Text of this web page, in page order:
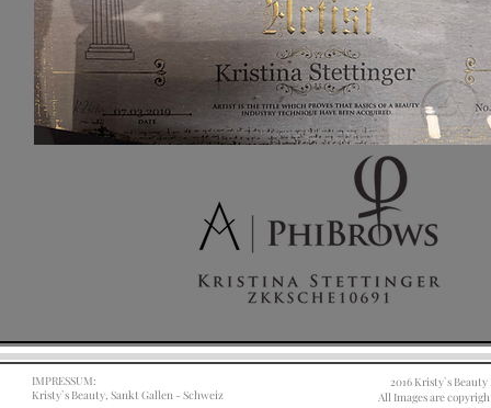
2016 Kristy`s
All Images are
IMPRESSUM:
Kristy`s Beauty, Sankt Gallen - Schweiz